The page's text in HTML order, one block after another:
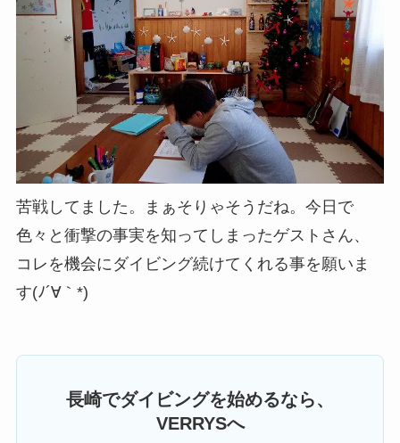
苦戦してました。まぁそりゃそうだね。今日で
色々と衝撃の事実を知ってしまったゲストさん、
コレを機会にダイビング続けてくれる事を願いま
す(ﾉ´∀｀*)
長崎でダイビングを始めるなら、
VERRYSへ